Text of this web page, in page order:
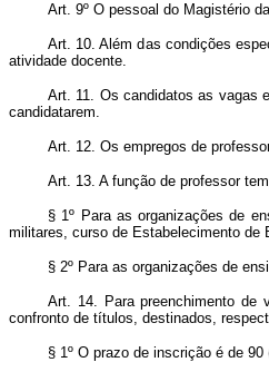
Art. 9º O pessoal do Magistério
Art. 10. Além das condições
atividade docente.
Art. 11. Os candidatos as vagas
candidatarem.
Art. 12. Os empregos de
Art. 13. A função de professor
§ 1º Para as organizações de
militares, curso de Estabelecimento de
§ 2º Para as organizações de
Art. 14. Para preenchimento de
confronto de títulos, destinados,
§ 1º O prazo de inscrição é de